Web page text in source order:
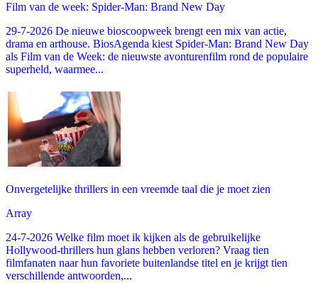
Film van de week: Spider-Man: Brand New Day
29-7-2026 De nieuwe bioscoopweek brengt een mix van actie,
drama en arthouse. BiosAgenda kiest Spider-Man: Brand New Day
als Film van de Week: de nieuwste avonturenfilm rond de populaire
superheld, waarmee...
Onvergetelijke thrillers in een vreemde taal die je moet zien
Array
24-7-2026 Welke film moet ik kijken als de gebruikelijke
Hollywood-thrillers hun glans hebben verloren? Vraag tien
filmfanaten naar hun favoriete buitenlandse titel en je krijgt tien
verschillende antwoorden,...